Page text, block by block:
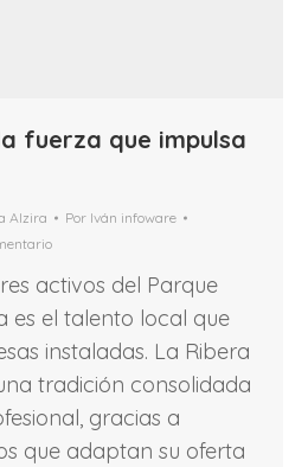
fuerza que impulsa
Alzira Por Iván infoware
activos del Parque
es el talento local que
instaladas. La Ribera
tradición consolidada
gracias a
que adaptan su oferta